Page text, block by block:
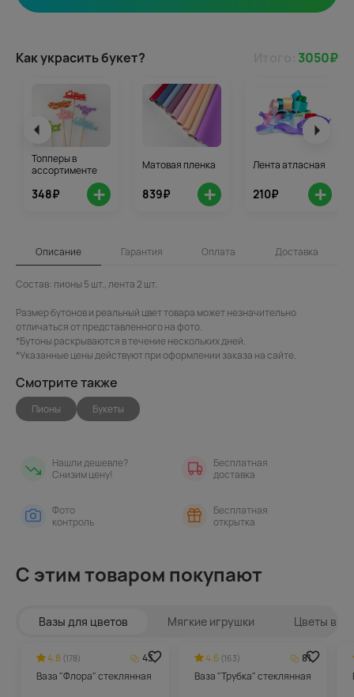
Как украсить букет? 3050₽
Топперы в
ассортименте
348₽ +
Матовая пленка
839₽ +
Лента атласная
210₽ +
Описание Гарантия Оплата Доставка
Состав: пионы 5 шт., лента 2 шт.
Размер бутонов и реальный цвет товара может незначительно
отличаться от представленного на фото.
*Бутоны раскрываются в течение нескольких дней.
*Указанные цены действуют при оформлении заказа на сайте.
Смотрите также
Пионы Букеты
Нашли дешевле?
Снизим цену!
Бесплатная
доставка
Фото
контроль
Бесплатная
открытка
С этим товаром покупают
Вазы для цветов Мягкие игрушки Цветы в
4.8 (178)
43
Ваза "Флора" стеклянная
4.6 (163)
81
Ваза "Трубка" стеклянная